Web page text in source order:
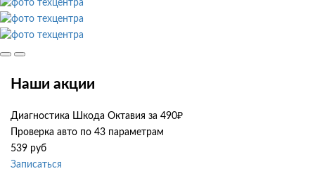
Наши акции
Диагностика Шкода Октавия за 490₽
Проверка авто по 43 параметрам
539 руб
Записаться